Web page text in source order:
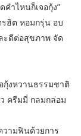
คำไหนก็เจอกุ้ง”
ฮิต หอมกรุ่น อบ
ะดีต่อสุขภาพ จัด
กุ้งหวานธรรมชาติ
ครีมมี่ กลมกล่อม
วามฟินด้วยการ